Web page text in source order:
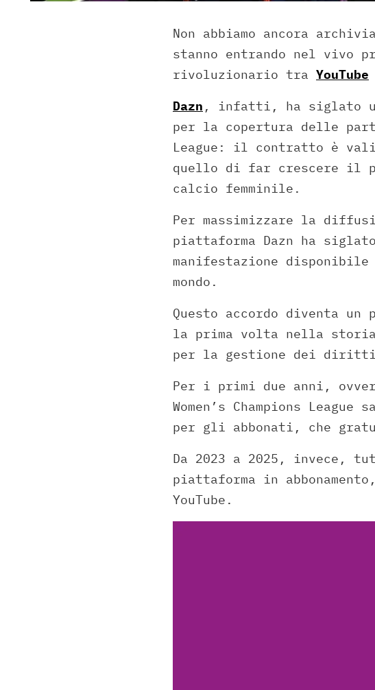
Non abbiamo ancora
stanno entrando nel vivo
rivoluzionario tra YouTube
Dazn , infatti, ha siglato
per la copertura delle
League: il contratto è
quello di far crescere il
calcio femminile.
Per massimizzare la
piattaforma Dazn ha
manifestazione
mondo.
Questo accordo diventa
la prima volta nella
per la gestione dei diritti
Per i primi due anni,
Women’s Champions
per gli abbonati, che
Da 2023 a 2025, invece,
piattaforma in
YouTube.